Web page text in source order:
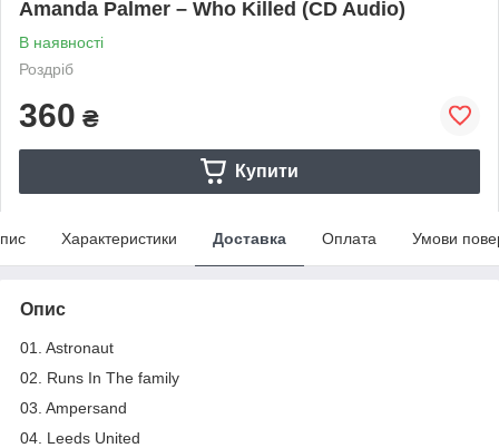
Amanda Palmer – Who Killed (CD Audio)
В наявності
Роздріб
360 ₴
Купити
Характеристики Доставка Оплата Умови
Опис
01. Astronaut
02. Runs In The family
03. Ampersand
04. Leeds United